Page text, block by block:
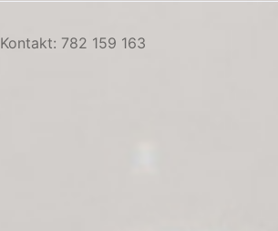
Kontakt: 782 159 163